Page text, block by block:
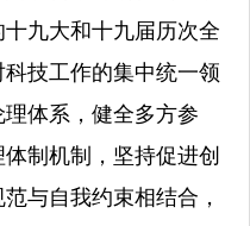
九大和十九届历次全
技工作的集中统一领
体系，健全多方参
制机制，坚持促进创
与自我约束相结合，